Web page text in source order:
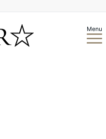
Menu